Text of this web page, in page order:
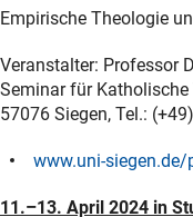
Empirische Theologie
Veranstalter: Professor
Seminar für
57076 Siegen, Tel.:
www.uni-
11.–13. April 2024 in